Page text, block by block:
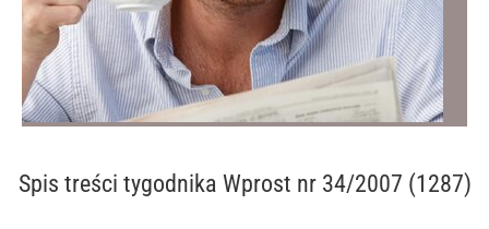
Spis treści tygodnika Wprost nr 34/2007 (1287)